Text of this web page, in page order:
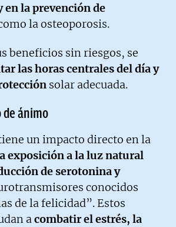
la prevención de
la osteoporosis.
beneficios sin riesgos, se
las horas centrales del día y
solar adecuada.
de ánimo
un impacto directo en la
exposición a la luz natural
de serotonina y
conocidos
de la felicidad”. Estos
acombatir el estrés, la